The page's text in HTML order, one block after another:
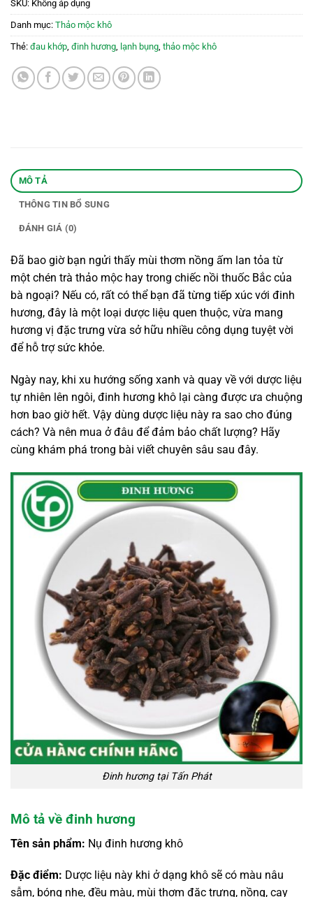
SKU: Không áp dụng
Danh mục: Thảo mộc khô
Thẻ: đau khớp đinh hương lạnh bụng thảo mộc khô
MÔ TẢ
THÔNG TIN BỔ SUNG
ĐÁNH GIÁ (0)
Đã bao giờ bạn ngửi thấy mùi thơm nồng ấm lan tỏa từ
một chén trà thảo mộc hay trong chiếc nồi thuốc Bắc của
bà ngoại? Nếu có, rất có thể bạn đã từng tiếp xúc với đinh
hương, đây là một loại dược liệu quen thuộc, vừa mang
hương vị đặc trưng vừa sở hữu nhiều công dụng tuyệt vời
để hỗ trợ sức khỏe.
Ngày nay, khi xu hướng sống xanh và quay về với dược liệu
tự nhiên lên ngôi, đinh hương khô lại càng được ưa chuộng
hơn bao giờ hết. Vậy dùng dược liệu này ra sao cho đúng
cách? Và nên mua ở đâu để đảm bảo chất lượng? Hãy
cùng khám phá trong bài viết chuyên sâu sau đây.
Đinh hương tại Tấn Phát
Mô tả về đinh hương
Tên sản phẩm: Nụ đinh hương khô
Đặc điểm: Dược liệu này khi ở dạng khô sẽ có màu nâu
sẫm, bóng nhẹ, đều màu, mùi thơm đặc trưng, nồng, cay